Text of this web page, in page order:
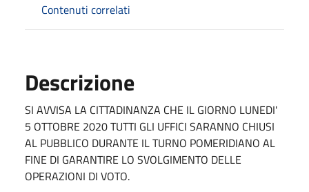
Contenuti correlati
Descrizione
SI AVVISA LA CITTADINANZA CHE IL GIORNO LUNEDI'
5 OTTOBRE 2020 TUTTI GLI UFFICI SARANNO CHIUSI
AL PUBBLICO DURANTE IL TURNO POMERIDIANO AL
FINE DI GARANTIRE LO SVOLGIMENTO DELLE
OPERAZIONI DI VOTO.